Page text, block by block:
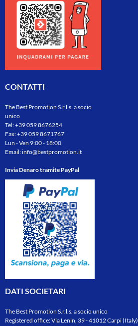
CONTATTI
The Best Promotion S.r.l.s. a socio
unico
Tel:+39 059 8676254
Fax: +39 059 8671767
Lun - Ven 9:00 - 18:00
Email:info@bestpromotion.it
Invia Denaro tramite PayPal
DATI SOCIETARI
The Best Promotion S.r.l.s. a socio unico
Registered office: Via Lenin, 39 - 41012 Carpi (Italy)